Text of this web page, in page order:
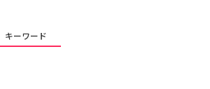
キーワード